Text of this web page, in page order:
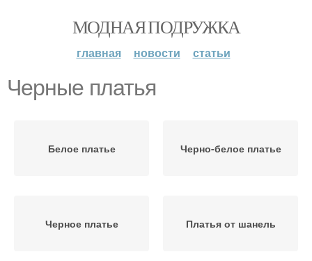
МОДНАЯ ПОДРУЖКА
главная новости статьи
Черные платья
Белое платье Черно-белое платье
Черное платье Платья от шанель